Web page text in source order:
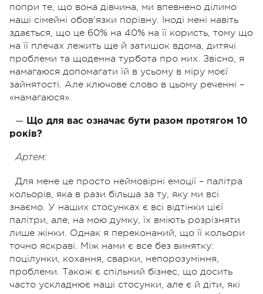
попри те, що вона дівчина, ми впевнено ділимо
наші сімейні обов'язки порівну. Іноді мені навіть
здається, що це 60% на 40% на її користь, тому що
на її плечах лежить ще й затишок вдома, дитячі
проблеми та щоденна турбота про них. Звісно, я
намагаюся допомагати їй в усьому в міру моєї
зайнятості. Але ключове слово в цьому реченні –
«намагаюся».
— Що для вас означає бути разом протягом 10
років?
Артем:
Для мене це просто неймовірні емоції – палітра
кольорів, яка в рази більша за ту, яку ми всі
знаємо. У наших стосунках є всі відтінки цієї
палітри, але, на мою думку, їх вміють розрізняти
лише жінки. Однак я переконаний, що її кольори
точно яскраві. Між нами є все без винятку:
поцілунки, кохання, сварки, непорозуміння,
проблеми. Також є спільний бізнес, що досить
часто ускладнює наші стосунки, але є й діти, які